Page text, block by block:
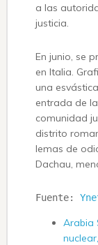
a las
justicia.
En junio, se
en Italia.
una
entrada de
comunidad
distrito
lemas de
Dachau,
Fuente:
Arabia